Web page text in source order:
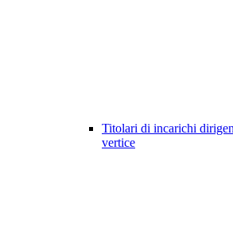
Titolari di incarichi
vertice